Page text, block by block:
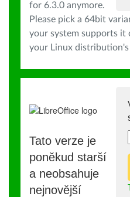
for 6.3.0 anymore.
Please pick a 64bit
your system supports it
your Linux
Tato verze je
poněkud starší
a neobsahuje
nejnovější